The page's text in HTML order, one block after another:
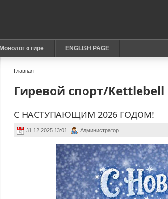
Монолог о гире ENGLISH PAGE
Главная
Гиревой спорт/
С НАСТУПАЮЩИМ 2026 ГОДОМ!
31.12.2025 13:01 Администратор